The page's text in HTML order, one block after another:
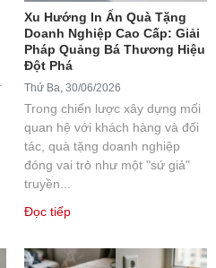
Xu Hướng In Ấn Quà Tặng
Doanh Nghiệp Cao Cấp: Giải
Pháp Quảng Bá Thương Hiệu
Đột Phá
Thứ Ba, 30/06/2026
Trong chiến lược xây dựng mối
quan hệ với khách hàng và đối
tác, quà tặng doanh nghiệp
đóng vai trò như một "sứ giả"
truyền...
Đọc tiếp